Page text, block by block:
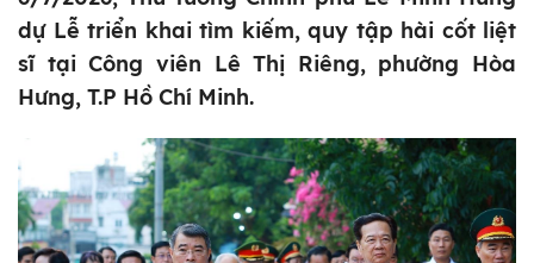
dự Lễ triển khai tìm kiếm, quy tập hài cốt liệt
sĩ tại Công viên Lê Thị Riêng, phường Hòa
Hưng, T.P Hồ Chí Minh.